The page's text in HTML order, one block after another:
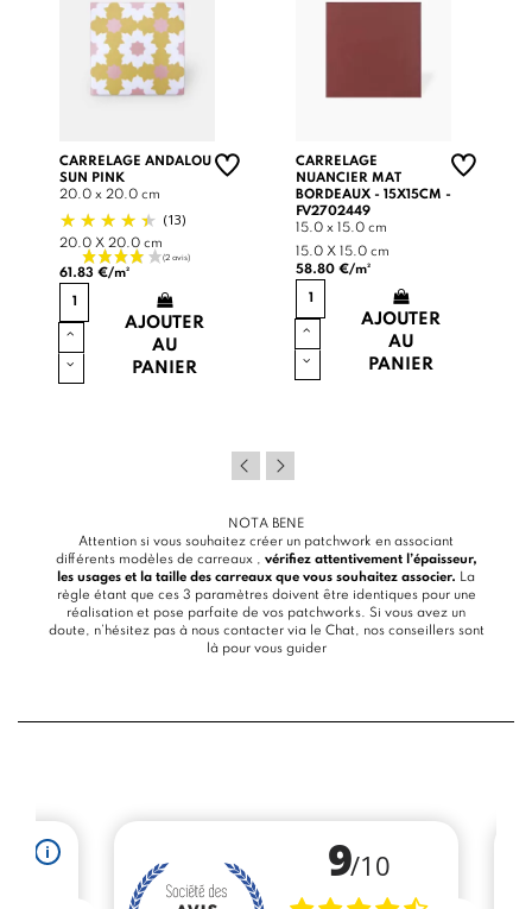
CARRELAGE ANDALOU
SUN PINK
20.0 x 20.0 cm
(13)
20.0 X 20.0 cm
61.83 €/m²
AJOUTER
AU
PANIER
CARRELAGE
NUANCIER MAT
BORDEAUX - 15X15CM -
FV2702449
15.0 x 15.0 cm
15.0 X 15.0 cm
58.80 €/m²
AJOUTER
AU
PANIER
NOTA BENE
Attention si vous souhaitez créer un patchwork en associant
différents modèles de carreaux , vérifiez attentivement l’épaisseur,
les usages et la taille des carreaux que vous souhaitez associer. La
règle étant que ces 3 paramètres doivent être identiques pour une
réalisation et pose parfaite de vos patchworks. Si vous avez un
doute, n’hésitez pas à nous contacter via le Chat, nos conseillers sont
là pour vous guider